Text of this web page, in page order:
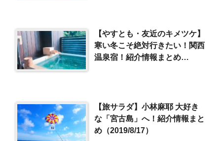
【やすとも・友近のキメツケ】
寒い冬こそ絶対行きたい！関西
温泉宿！紹介情報まとめ
【旅サラダ】小林麻耶 大好き
な「宮古島」へ！紹介情報まと
め（2019/8/17）